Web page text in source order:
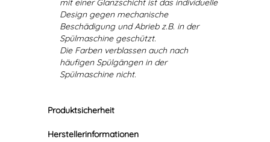
mit einer Glanzschicht ist das individuelle
Design gegen mechanische
Beschädigung und Abrieb z.B. in der
Spülmaschine geschützt.
Die Farben verblassen auch nach
häufigen Spülgängen in der
Spülmaschine nicht.
Produktsicherheit
Herstellerinformationen